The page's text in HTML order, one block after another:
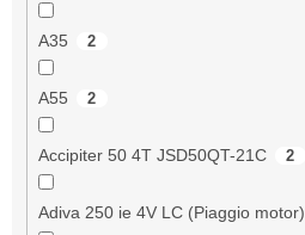
A35 2
A55 2
Accipiter 50 4T JSD50QT-21C 2
Adiva 250 ie 4V LC (Piaggio motor)